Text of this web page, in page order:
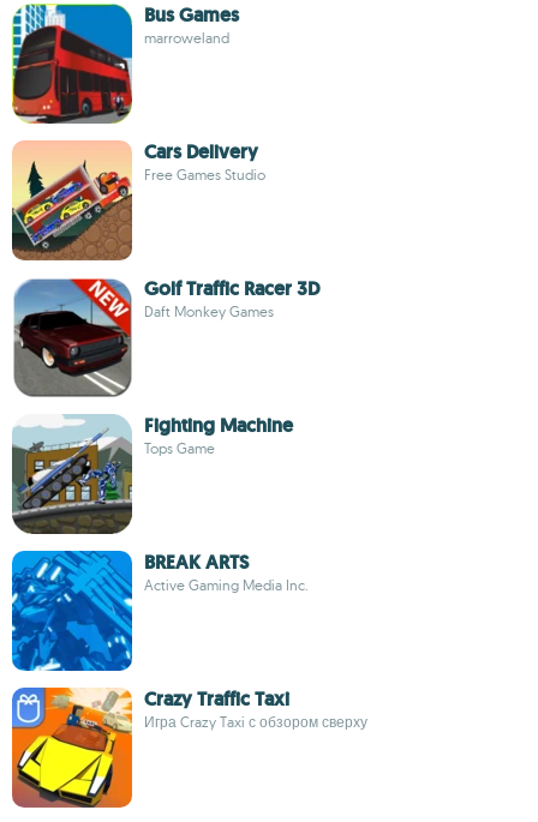
Bus Games
marroweland
Cars Delivery
Free Games Studio
Golf Traffic Racer 3D
Daft Monkey Games
Fighting Machine
Tops Game
BREAK ARTS
Active Gaming Media Inc.
Crazy Traffic Taxi
Игра Crazy Taxi с обзором сверху